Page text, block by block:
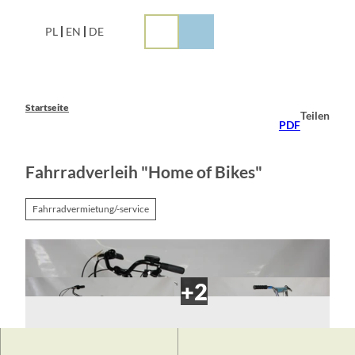
PL EN DE
Startseite
PDF
Teilen
Fahrradverleih "Home of Bikes"
Fahrradvermietung/-service